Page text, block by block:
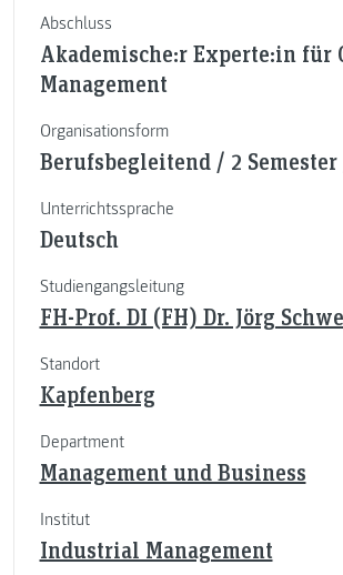
Abschluss
Akademische:r Experte:in für
Management
Organisationsform
Berufsbegleitend / 2 Semester
Unterrichtssprache
Deutsch
Studiengangsleitung
FH-Prof. DI (FH) Dr. Jörg
Standort
Kapfenberg
Department
Management und Business
Institut
Industrial Management